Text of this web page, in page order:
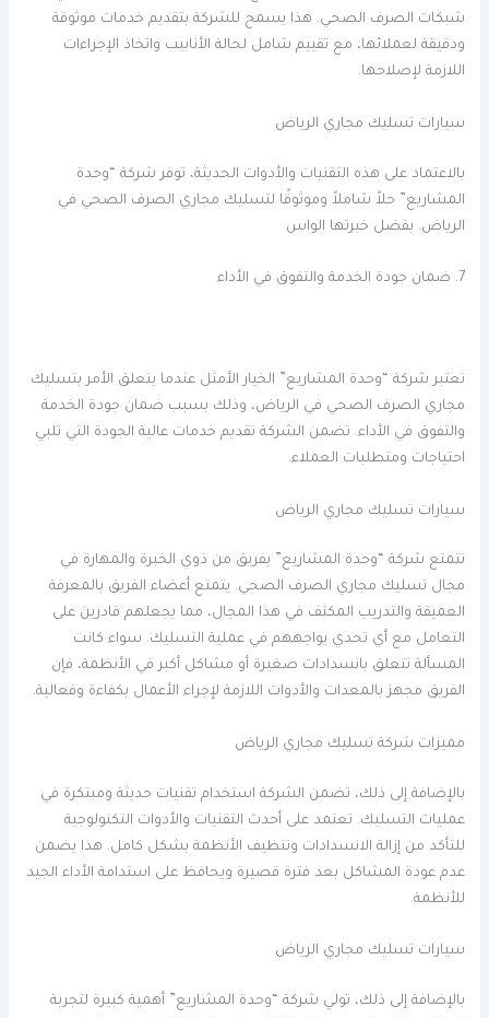
شبكات الصرف الصحي. هذا يسمح للشركة بتقديم خدمات موثوقة
ودقيقة لعملائها، مع تقييم شامل لحالة الأنابيب واتخاذ الإجراءات
اللازمة لإصلاحها.
سيارات تسليك مجاري الرياض
بالاعتماد على هذه التقنيات والأدوات الحديثة، توفر شركة “وحدة
المشاريع” حلاً شاملاً وموثوقًا لتسليك مجاري الصرف الصحي في
الرياض. بفضل خبرتها الواس
7. ضمان جودة الخدمة والتفوق في الأداء
تعتبر شركة “وحدة المشاريع” الخيار الأمثل عندما يتعلق الأمر بتسليك
مجاري الصرف الصحي في الرياض، وذلك بسبب ضمان جودة الخدمة
والتفوق في الأداء. تضمن الشركة تقديم خدمات عالية الجودة التي تلبي
احتياجات ومتطلبات العملاء.
سيارات تسليك مجاري الرياض
تتمتع شركة “وحدة المشاريع” بفريق من ذوي الخبرة والمهارة في
مجال تسليك مجاري الصرف الصحي. يتمتع أعضاء الفريق بالمعرفة
العميقة والتدريب المكثف في هذا المجال، مما يجعلهم قادرين على
التعامل مع أي تحدي يواجههم في عملية التسليك. سواء كانت
المسألة تتعلق بانسدادات صغيرة أو مشاكل أكبر في الأنظمة، فإن
الفريق مجهز بالمعدات والأدوات اللازمة لإجراء الأعمال بكفاءة وفعالية.
مميزات شركة تسليك مجاري الرياض
بالإضافة إلى ذلك، تضمن الشركة استخدام تقنيات حديثة ومبتكرة في
عمليات التسليك. تعتمد على أحدث التقنيات والأدوات التكنولوجية
للتأكد من إزالة الانسدادات وتنظيف الأنظمة بشكل كامل. هذا يضمن
عدم عودة المشاكل بعد فترة قصيرة ويحافظ على استدامة الأداء الجيد
للأنظمة.
سيارات تسليك مجاري الرياض
بالإضافة إلى ذلك، تولي شركة “وحدة المشاريع” أهمية كبيرة لتجربة